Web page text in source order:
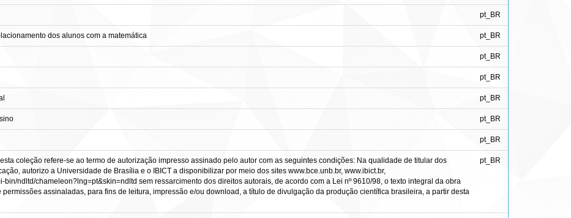
pt_BR
dos alunos com a matemática pt_BR
pt_BR
pt_BR
pt_BR
pt_BR
pt_BR
coleção refere-se ao termo de autorização impresso assinado pelo autor com as seguintes condições: Na qualidade de titular dos
autorizo a Universidade de Brasília e o IBICT a disponibilizar por meio dos sites www.bce.unb.br, www.ibict.br,
bin/ndltd/chameleon?lng=pt&skin=ndltd sem ressarcimento dos direitos autorais, de acordo com a Lei nº 9610/98, o texto integral da obra
assinaladas, para fins de leitura, impressão e/ou download, a título de divulgação da produção científica brasileira, a partir desta
pt_BR